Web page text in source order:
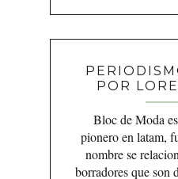
POR
Bloc de Moda
pionero en latam,
nombre se
borradores que son